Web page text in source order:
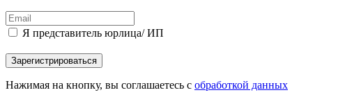
Я представитель юрлица/ ИП
Зарегистрироваться
Нажимая на кнопку, вы соглашаетесь с обработкой данных